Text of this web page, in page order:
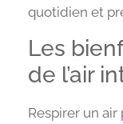
quotidien et
Les
de l’air
Respirer un